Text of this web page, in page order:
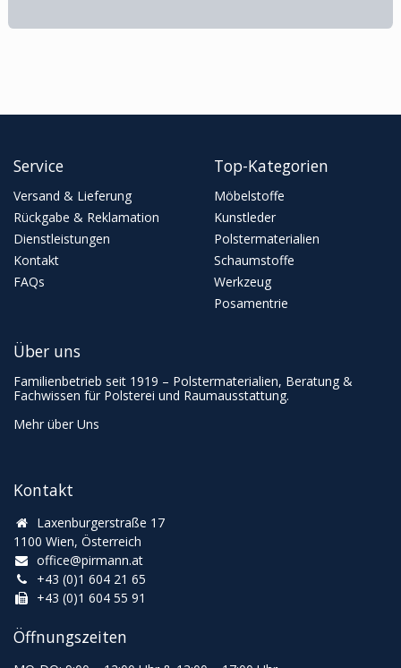
Service
Versand & Lieferung
Rückgabe & Reklamation
Dienstleistungen
Kontakt
FAQs
Top-Kategorien
Möbelstoffe
Kunstleder
Polstermaterialien
Schaumstoffe
Werkzeug
Posamentrie
Kontakt
Laxenburgerstraße 17
1100 Wien, Österreich
office@pirmann.at
+43 (0)1 604 21 65
+43 (0)1 604 55 91
Öffnungszeiten
Über uns
Familienbetrieb seit 1919 – Polstermaterialien, Beratung &
Fachwissen für Polsterei und Raumausstattung.
Mehr über Uns